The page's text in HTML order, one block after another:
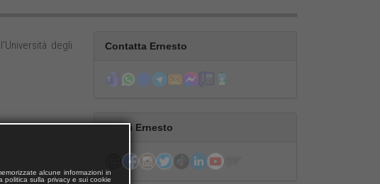
degli
Contatta Ernesto
Segui Ernesto
alcune informazioni in
politica sulla privacy e sui cookie